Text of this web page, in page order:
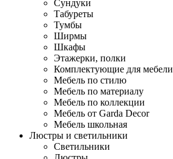
Сундуки
Табуреты
Тумбы
Ширмы
Шкафы
Этажерки, полки
Комплектующие для мебели
Мебель по стилю
Мебель по материалу
Мебель по коллекции
Мебель от Garda Decor
Мебель школьная
Люстры и светильники
Светильники